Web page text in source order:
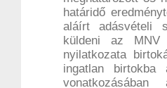
határidő
aláírt adásvételi
küldeni az
nyilatkozata
ingatlan birtokba
vonatkozásában